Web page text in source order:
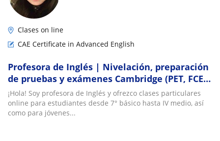
Clases on line
CAE Certificate in Advanced English
Profesora de Inglés | Nivelación, preparación
de pruebas y exámenes Cambridge (PET, FCE,
CAE)
¡Hola! Soy profesora de Inglés y ofrezco clases particulares
online para estudiantes desde 7° básico hasta IV medio, así
como para jóvenes...